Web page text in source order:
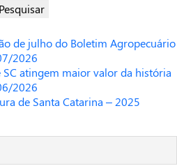
Pesquisar
de julho do Boletim Agropecuário
2026
SC atingem maior valor da história
2026
de Santa Catarina – 2025